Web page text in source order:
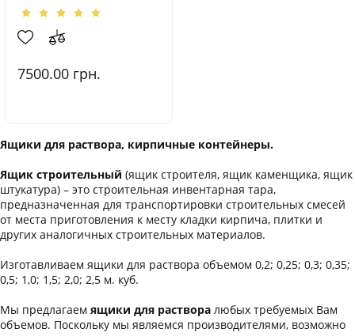
7500.00 грн.
Ящики для раствора, кирпичные контейнеры.
Ящик строительный (ящик строителя, ящик каменщика, ящик
штукатура) – это строительная инвентарная тара,
предназначенная для транспортировки строительных смесей
от места приготовления к месту кладки кирпича, плитки и
других аналогичных строительных материалов.
Изготавливаем ящики для раствора объемом 0,2; 0,25; 0,3; 0,35;
0,5; 1,0; 1,5; 2,0; 2,5 м. куб.
Мы предлагаем ящики для раствора любых требуемых Вам
объемов. Поскольку мы являемся производителями, возможно